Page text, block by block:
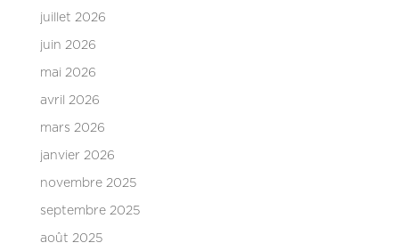
juillet 2026
juin 2026
mai 2026
avril 2026
mars 2026
janvier 2026
novembre 2025
septembre 2025
août 2025